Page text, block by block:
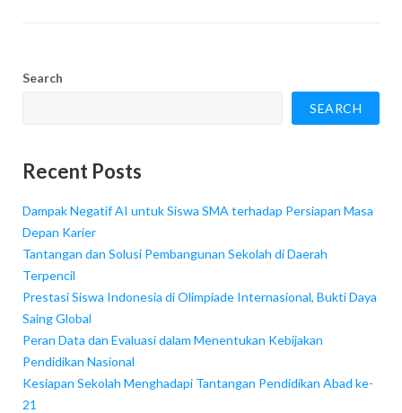
Search
SEARCH
Recent Posts
Dampak Negatif AI untuk Siswa SMA terhadap Persiapan Masa
Depan Karier
Tantangan dan Solusi Pembangunan Sekolah di Daerah
Terpencil
Prestasi Siswa Indonesia di Olimpiade Internasional, Bukti Daya
Saing Global
Peran Data dan Evaluasi dalam Menentukan Kebijakan
Pendidikan Nasional
Kesiapan Sekolah Menghadapi Tantangan Pendidikan Abad ke-
21